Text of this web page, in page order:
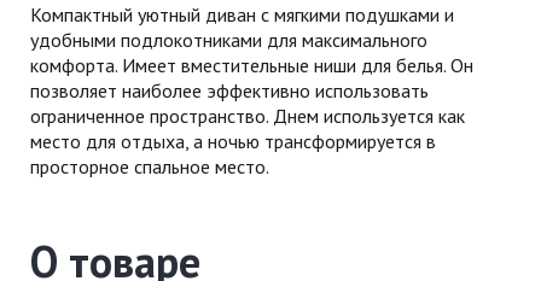
Компактный уютный диван с мягкими подушками и
удобными подлокотниками для максимального
комфорта. Имеет вместительные ниши для белья. Он
позволяет наиболее эффективно использовать
ограниченное пространство. Днем используется как
место для отдыха, а ночью трансформируется в
просторное спальное место.
О товаре